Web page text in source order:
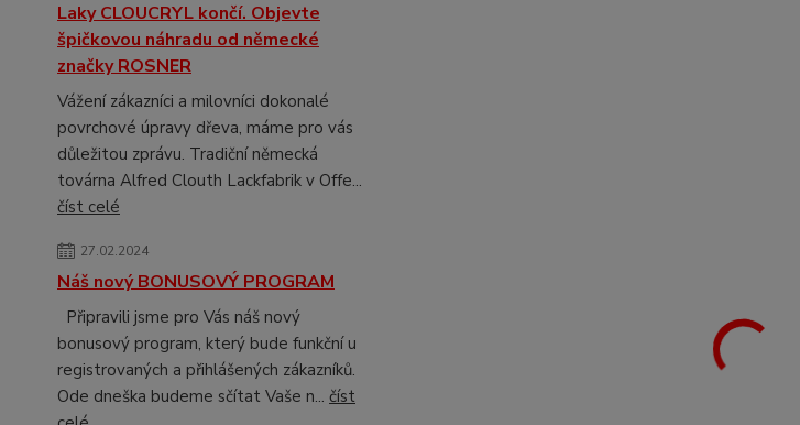
Laky CLOUCRYL končí. Objevte
špičkovou náhradu od německé
značky ROSNER
Vážení zákazníci a milovníci dokonalé
povrchové úpravy dřeva, máme pro vás
důležitou zprávu. Tradiční německá
továrna Alfred Clouth Lackfabrik v Offe...
číst celé
27.02.2024
Náš nový BONUSOVÝ PROGRAM
Připravili jsme pro Vás náš nový
bonusový program, který bude funkční u
registrovaných a přihlášených zákazníků.
Ode dneška budeme sčítat Vaše n... číst